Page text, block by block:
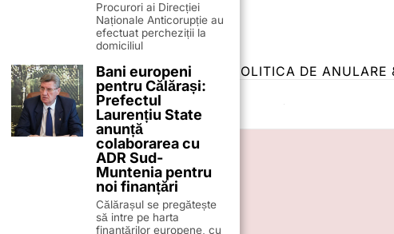
TERMENI ȘI CONDIȚII COOKIES POLITICA DE ANULARE
Procurori ai Direcției
Naționale Anticorupție au
efectuat percheziții la
domiciliul
Bani europeni
pentru Călărași:
Prefectul
Laurențiu State
anunță
colaborarea cu
ADR Sud-
Muntenia pentru
noi finanțări
Călărașul se pregătește
să intre pe harta
finanțărilor europene, cu